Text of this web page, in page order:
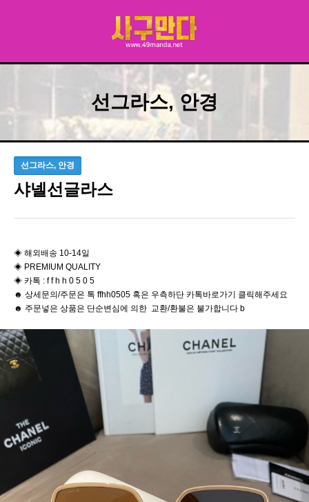
선그라스, 안경
선그라스, 안경
샤넬선글라스
◈ 해외배송 10-14일
◈ PREMIUM QUALITY
◈ 카톡 : f f h h 0 5 0 5
☻ 상세문의/주문은 톡 ffhh0505 혹은 우측하단 카톡바로가기 클릭해주세요
☻ 주문넣은 상품은 단순변심에 의한 교환/환불은 불가합니다 b